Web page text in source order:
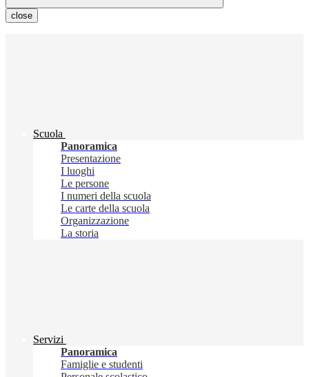
close
Scuola
Panoramica
Presentazione
I luoghi
Le persone
I numeri della scuola
Le carte della scuola
Organizzazione
La storia
Servizi
Panoramica
Famiglie e studenti